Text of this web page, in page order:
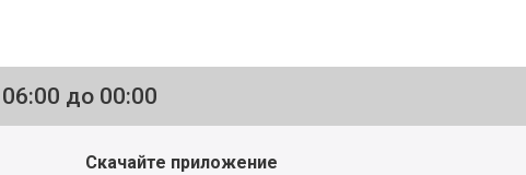
06:00 до 00:00
Скачайте приложение